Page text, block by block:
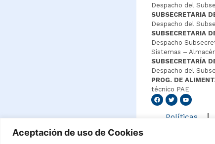
Aceptación de uso de Cookies
Despacho del
SUBSECRETARIA
Despacho del
SUBSECRETARIA
Despacho
Sistemas –
SUBSECRETARÍA
Despacho del
PROG. DE
técnico PAE
Políticas